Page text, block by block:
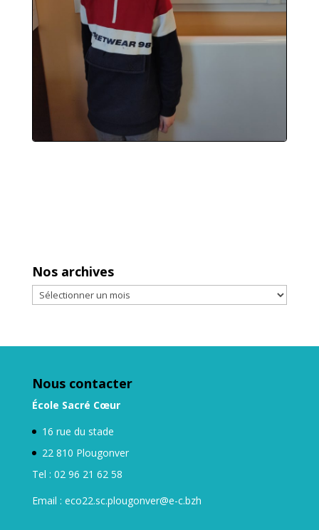
Nos archives
Nos
archives
Nous contacter
École Sacré Cœur
16 rue du stade
22 810 Plougonver
Tel : 02 96 21 62 58
Email : eco22.sc.plougonver@e-c.bzh